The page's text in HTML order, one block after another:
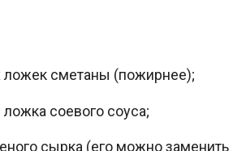
ложек сметаны (пожирнее);
соевого соуса;
сырка (его можно заменить